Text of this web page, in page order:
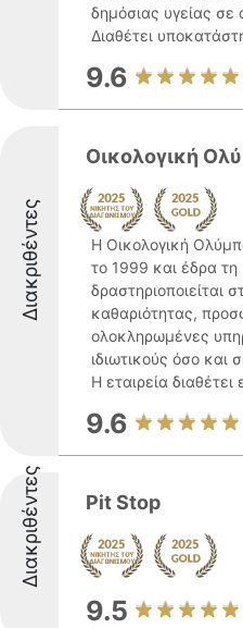
δημόσιας υγείας
Διαθέτει
9.6
Διακριθέντες
Οικολογική
Η Οικολογική
το 1999 και έδρα
δραστηριοποιείται
καθαριότητας,
ολοκληρωμένες
ιδιωτικούς όσο και
Η εταιρεία
9.6
Διακριθέντες Pit Stop
9.5